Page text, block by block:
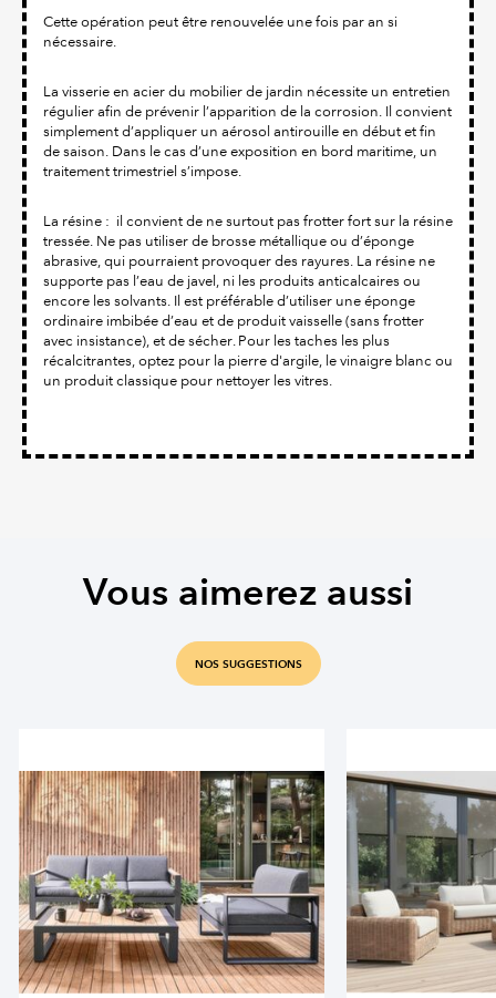
Cette opération peut être renouvelée une fois par an si
nécessaire.
La visserie en acier du mobilier de jardin nécessite un entretien
régulier afin de prévenir l’apparition de la corrosion. Il convient
simplement d’appliquer un aérosol antirouille en début et fin
de saison. Dans le cas d’une exposition en bord maritime, un
traitement trimestriel s’impose.
La résine : il convient de ne surtout pas frotter fort sur la résine
tressée. Ne pas utiliser de brosse métallique ou d’éponge
abrasive, qui pourraient provoquer des rayures. La résine ne
supporte pas l’eau de javel, ni les produits anticalcaires ou
encore les solvants. Il est préférable d’utiliser une éponge
ordinaire imbibée d’eau et de produit vaisselle (sans frotter
avec insistance), et de sécher. Pour les taches les plus
récalcitrantes, optez pour la pierre d'argile, le vinaigre blanc ou
un produit classique pour nettoyer les vitres.
Vous aimerez aussi
NOS SUGGESTIONS